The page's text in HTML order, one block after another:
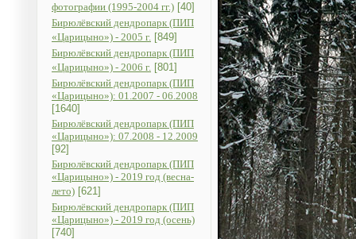
фотографии (1995-2004 гг.) [40]
Бирюлёвский дендропарк (ПИП
«Царицыно») - 2005 г. [849]
Бирюлёвский дендропарк (ПИП
«Царицыно») - 2006 г. [801]
Бирюлёвский дендропарк (ПИП
«Царицыно»): 01.2007 - 06.2008
[1640]
Бирюлёвский дендропарк (ПИП
«Царицыно»): 07.2008 - 12.2009
[92]
Бирюлёвский дендропарк (ПИП
«Царицыно») - 2019 год (весна-
лето) [621]
Бирюлёвский дендропарк (ПИП
«Царицыно») - 2019 год (осень)
[740]